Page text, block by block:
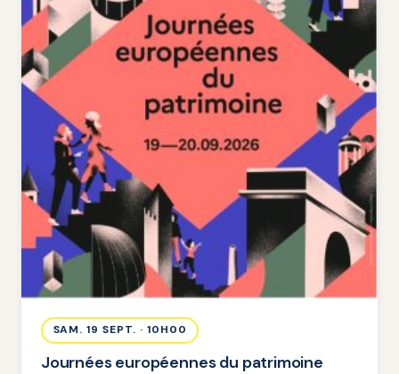
SAM. 19 SEPT. · 10H00
Journées européennes du patrimoine